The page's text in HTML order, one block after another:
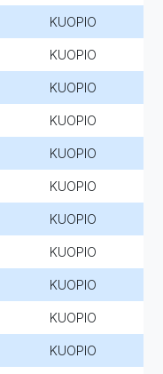
KUOPIO
KUOPIO
KUOPIO
KUOPIO
KUOPIO
KUOPIO
KUOPIO
KUOPIO
KUOPIO
KUOPIO
KUOPIO